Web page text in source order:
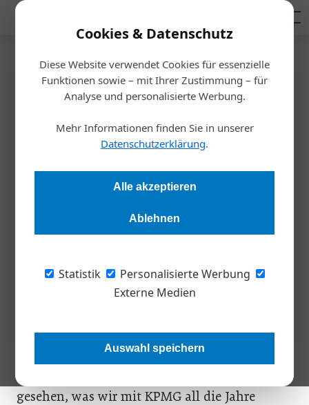
Cookies & Datenschutz
Diese Website verwendet Cookies für essenzielle
Funktionen sowie – mit Ihrer Zustimmung – für
Analyse und personalisierte Werbung.
Mehr Informationen finden Sie in unserer
Datenschutzerklärung.
Alle akzeptieren
Ablehnen
Statistik
Personalisierte Werbung
Externe Medien
Auswahl speichern
Startseite/Allgemein
KPMG vergibt KI-Award
Redaktion 20.10.2021, 14:43 Uhr
Auch dieses Jahr setzte das Wirtschaftsprüfungs- und
Lösungen des Landes fort: Der vierte KI-Award ging an das
Start-up Blackshark.ai für 3D-Karten zur Abbildung der
„Ich bin von der Entwicklung des KI-Marktes
Resümee von Mic Hirschbrich, dem KI-
Experten und Apollo.ai-Co-Founder. „An der
gesehen, was wir mit KPMG all die Jahre